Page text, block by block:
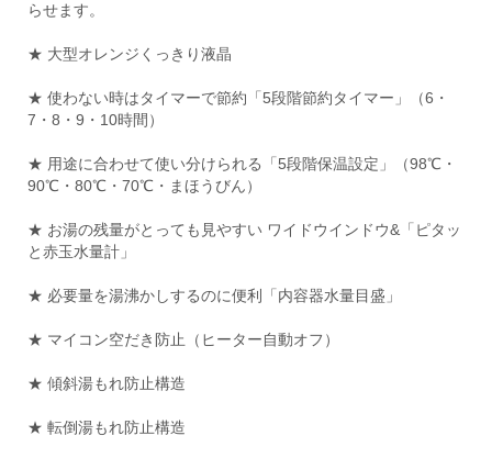
らせます。
★ 大型オレンジくっきり液晶
★ 使わない時はタイマーで節約「5段階節約タイマー」（6・
7・8・9・10時間）
★ 用途に合わせて使い分けられる「5段階保温設定」（98℃・
90℃・80℃・70℃・まほうびん）
★ お湯の残量がとっても見やすい ワイドウインドウ&「ピタッ
と赤玉水量計」
★ 必要量を湯沸かしするのに便利「内容器水量目盛」
★ マイコン空だき防止（ヒーター自動オフ）
★ 傾斜湯もれ防止構造
★ 転倒湯もれ防止構造